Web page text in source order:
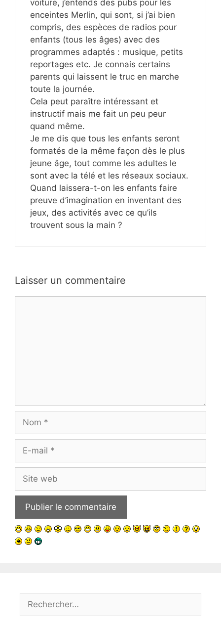
voiture, j’entends des pubs pour les
enceintes Merlin, qui sont, si j’ai bien
compris, des espèces de radios pour
enfants (tous les âges) avec des
programmes adaptés : musique, petits
reportages etc. Je connais certains
parents qui laissent le truc en marche
toute la journée.
Cela peut paraître intéressant et
instructif mais me fait un peu peur
quand même.
Je me dis que tous les enfants seront
formatés de la même façon dès le plus
jeune âge, tout comme les adultes le
sont avec la télé et les réseaux sociaux.
Quand laissera-t-on les enfants faire
preuve d’imagination en inventant des
jeux, des activités avec ce qu’ils
trouvent sous la main ?
Laisser un commentaire
mail
web